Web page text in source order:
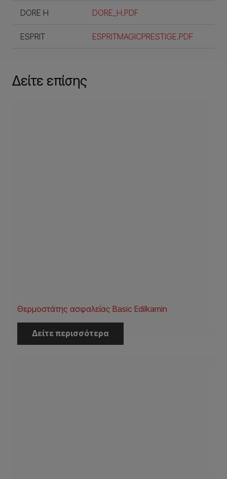
DORE H DORE_H.PDF
ESPRIT ESPRITMAGICPRESTIGE.PDF
Δείτε επίσης
Θερμοστάτης ασφαλείας Basic Edilkamin
Δείτε περισσότερα